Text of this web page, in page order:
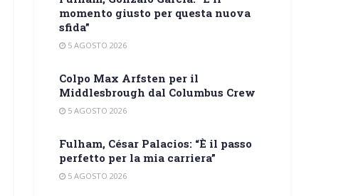
momento giusto per questa nuova
sfida”
5 AGOSTO 2026
Colpo Max Arfsten per il
Middlesbrough dal Columbus Crew
5 AGOSTO 2026
Fulham, César Palacios: “È il passo
perfetto per la mia carriera”
5 AGOSTO 2026